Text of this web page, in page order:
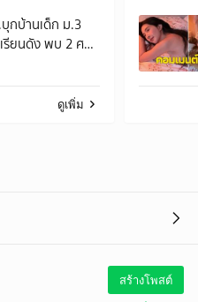
กบ้านเด็ก ม.3
รียนดัง พบ 2 ศพ
โดนสังหารก่อน
ดูเพิ่ม
สร้างโพสต์